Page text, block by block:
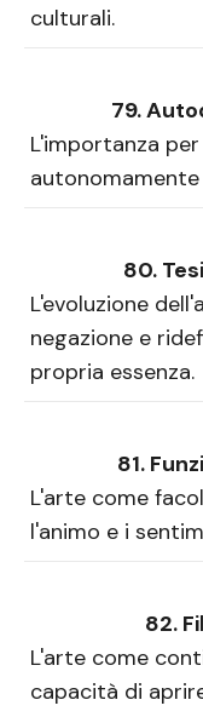
culturali.
79.
L'importanza
80.
L'evoluzione
negazione e
propria essenza.
81.
L'arte come
l'animo e i
82.
L'arte come
capacità di